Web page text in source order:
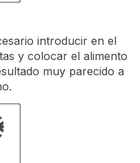
introducir en el
y colocar el alimento
muy parecido a